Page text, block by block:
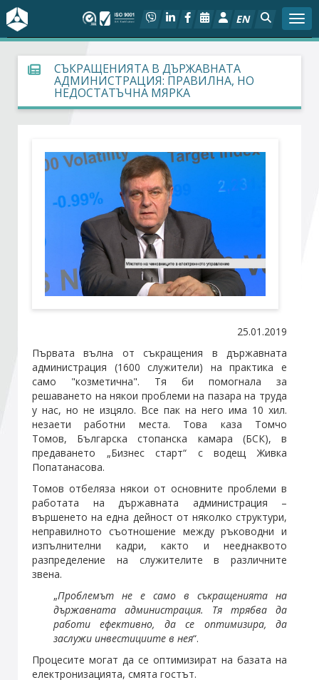
EN
За БСК
На фокус
Социален диалог
Дейности
Арбитражен съд
Проекти
Стани член
Абонирайте се!
СЪКРАЩЕНИЯТА В ДЪРЖАВНАТА
АДМИНИСТРАЦИЯ: ПРАВИЛНА, НО
НЕДОСТАТЪЧНА МЯРКА
25.01.2019
Първата вълна от съкращения в държавната
администрация (1600 служители) на практика е
само "козметична". Тя би помогнала за
решаването на някои проблеми на пазара на труда
у нас, но не изцяло. Все пак на него има 10 хил.
незаети работни места. Това каза Томчо
Томов, Българска стопанска камара (БСК), в
предаването „Бизнес старт“ с водещ Живка
Попатанасова.
Томов отбеляза някои от основните проблеми в
работата на държавната администрация –
вършенето на една дейност от няколко структури,
неправилното съотношение между ръководни и
изпълнителни кадри, както и нееднаквото
разпределение на служителите в различните
звена.
„Проблемът не е само в съкращенията на
държавната администрация. Тя трябва да
работи ефективно, да се оптимизира, да
заслужи инвестициите в нея“.
Процесите могат да се оптимизират на базата на
електронизацията, смята гостът.